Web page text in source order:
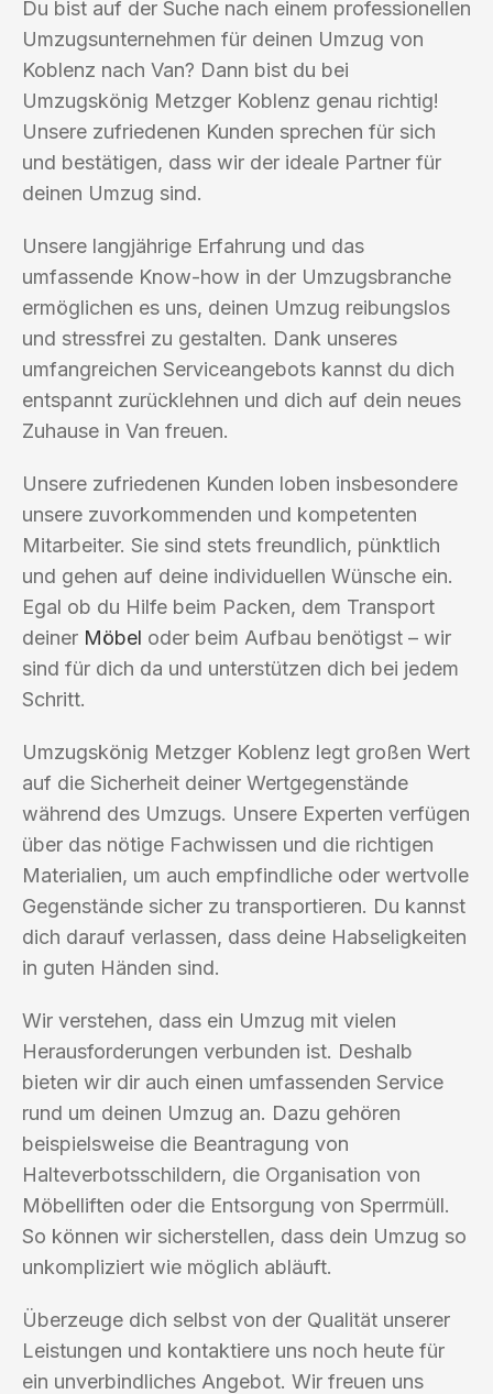
Du bist auf der Suche nach einem professionellen
Umzugsunternehmen für deinen Umzug von
Koblenz nach Van? Dann bist du bei
Umzugskönig Metzger Koblenz genau richtig!
Unsere zufriedenen Kunden sprechen für sich
und bestätigen, dass wir der ideale Partner für
deinen Umzug sind.
Unsere langjährige Erfahrung und das
umfassende Know-how in der Umzugsbranche
ermöglichen es uns, deinen Umzug reibungslos
und stressfrei zu gestalten. Dank unseres
umfangreichen Serviceangebots kannst du dich
entspannt zurücklehnen und dich auf dein neues
Zuhause in Van freuen.
Unsere zufriedenen Kunden loben insbesondere
unsere zuvorkommenden und kompetenten
Mitarbeiter. Sie sind stets freundlich, pünktlich
und gehen auf deine individuellen Wünsche ein.
Egal ob du Hilfe beim Packen, dem Transport
deiner Möbel oder beim Aufbau benötigst – wir
sind für dich da und unterstützen dich bei jedem
Schritt.
Umzugskönig Metzger Koblenz legt großen Wert
auf die Sicherheit deiner Wertgegenstände
während des Umzugs. Unsere Experten verfügen
über das nötige Fachwissen und die richtigen
Materialien, um auch empfindliche oder wertvolle
Gegenstände sicher zu transportieren. Du kannst
dich darauf verlassen, dass deine Habseligkeiten
in guten Händen sind.
Wir verstehen, dass ein Umzug mit vielen
Herausforderungen verbunden ist. Deshalb
bieten wir dir auch einen umfassenden Service
rund um deinen Umzug an. Dazu gehören
beispielsweise die Beantragung von
Halteverbotsschildern, die Organisation von
Möbelliften oder die Entsorgung von Sperrmüll.
So können wir sicherstellen, dass dein Umzug so
unkompliziert wie möglich abläuft.
Überzeuge dich selbst von der Qualität unserer
Leistungen und kontaktiere uns noch heute für
ein unverbindliches Angebot. Wir freuen uns